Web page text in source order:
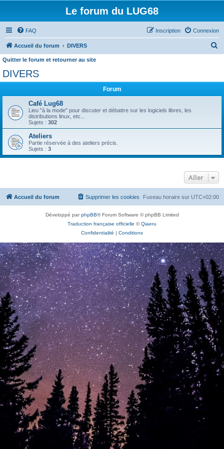
Le forum du LUG68
FAQ Connexion
Inscription
Accueil du forum DIVERS
h
h
Quitter le forum et retourner au site
DIVERS
Forum
Café Lug68
Lieu "à la mode" pour discuter et débattre sur les logiciels libres, les
distributions linux, etc...
Sujets : 302
Ateliers
Partie réservée à des ateliers précis.
Sujets : 3
Aller
Accueil du forum Fuseau horaire sur UTC+02:00
Supprimer les cookies
Développé parphpBB® Forum Software © phpBB Limited
Traduction française officielle ©Qiaeru
Confidentialité | Conditions